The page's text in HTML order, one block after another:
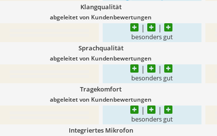
Klangqualität
abgeleitet von Kundenbewertungen
besonders gut
Sprachqualität
abgeleitet von Kundenbewertungen
besonders gut
Tragekomfort
abgeleitet von Kundenbewertungen
besonders gut
Integriertes Mikrofon